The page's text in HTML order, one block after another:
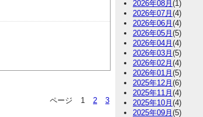
ページ
1 2 3
2026年08月 (1)
2026年07月 (4)
2026年06月 (4)
2026年05月 (5)
2026年04月 (4)
2026年03月 (5)
2026年02月 (4)
2026年01月 (5)
2025年12月 (6)
2025年11月 (4)
2025年10月 (4)
2025年09月 (5)